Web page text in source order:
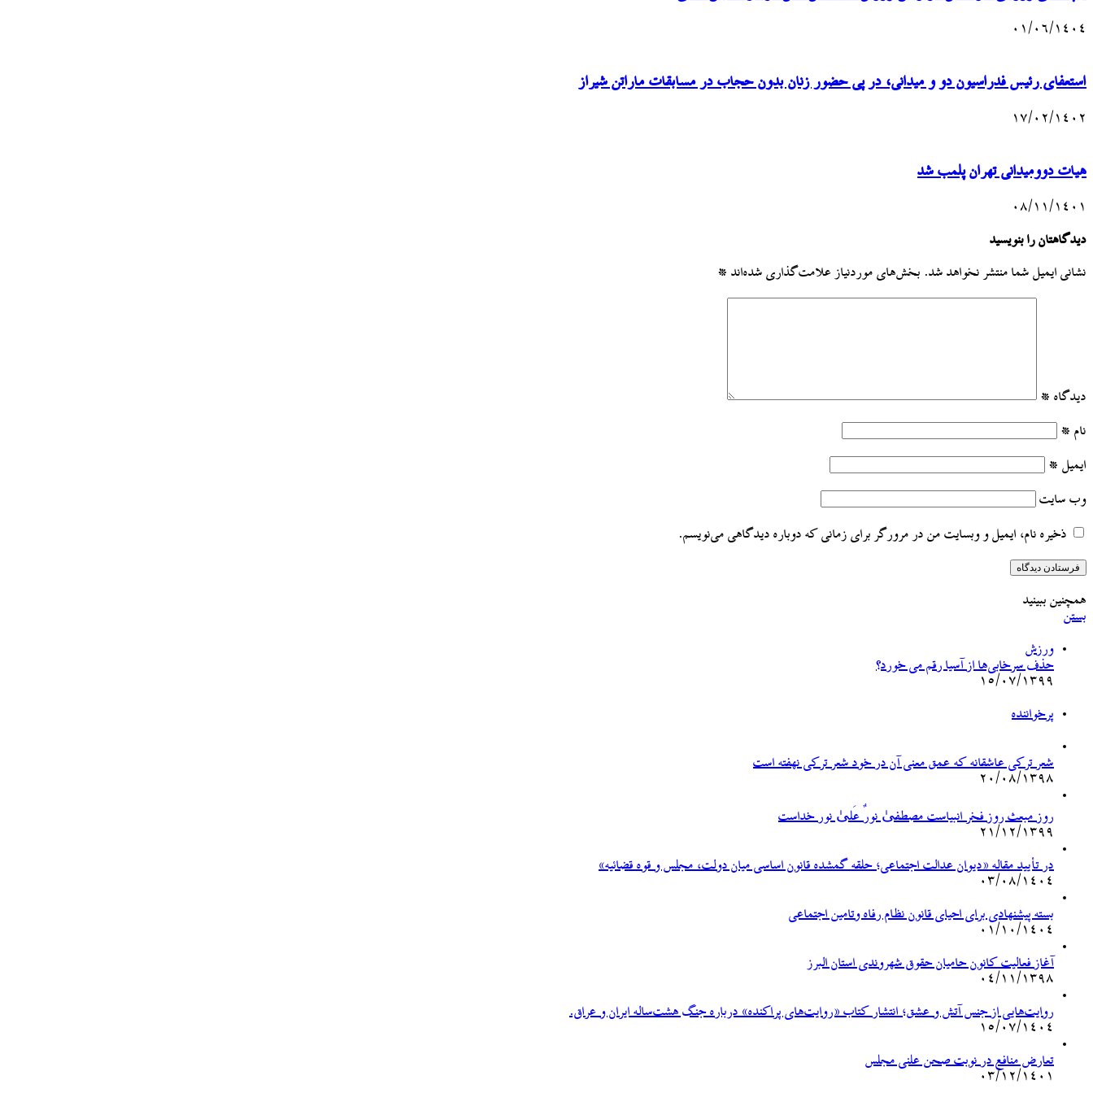
۰۱/۰۶/۱۴۰۴
استعفای رئیس فدراسیون دو و میدانی، در پی حضور زنان بدون حجاب در مسابقات ماراتن شیراز
۱۷/۰۲/۱۴۰۲
هیات دوومیدانی تهران پلمب شد
۰۸/۱۱/۱۴۰۱
دیدگاهتان را بنویسید
نشانی ایمیل شما منتشر نخواهد شد. بخش‌های موردنیاز علامت‌گذاری شده‌اند *
دیدگاه *
نام *
ایمیل *
وب‌ سایت
ذخیره نام، ایمیل و وبسایت من در مرورگر برای زمانی که دوباره دیدگاهی می‌نویسم.
همچنین ببینید
بستن
ورزش
حذف سرخابی‌ها از آسیا رقم می خورد؟
۱۵/۰۷/۱۳۹۹
پرخواننده
شعر ترکی عاشقانه که عمق معنی آن در خود شعر ترکی نهفته است
۲۰/۰۸/۱۳۹۸
روز مبعث روز فخر انبیاست مصطفیٰ نورٌ عَلیٰ نور خداست
۲۱/۱۲/۱۳۹۹
در تأیید مقاله «دیوان عدالت اجتماعی؛ حلقه گمشده قانون اساسی میان دولت، مجلس و قوه قضائیه»
۰۳/۰۸/۱۴۰۴
بسته پیشنهادی برای احیای قانون نظام رفاه وتامین اجتماعی
۰۱/۱۰/۱۴۰۴
آغاز فعالیت کانون حامیان حقوق شهروندی استان البرز
۰۴/۱۱/۱۳۹۸
روایت‌هایی از جنس آتش و عشق؛ انتشار کتاب «روایت‌های پراکنده» درباره جنگ هشت‌ساله ایران و عراق.
۱۵/۰۷/۱۴۰۴
تعارض منافع در نوبت صحن علنی مجلس
۰۳/۱۲/۱۴۰۱